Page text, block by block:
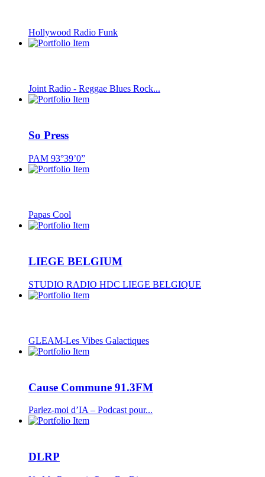
Hollywood Radio Funk
Joint Radio - Reggae Blues Rock...
So Press
PAM 93°39’0”
Papas Cool
LIEGE BELGIUM
STUDIO RADIO HDC LIEGE BELGIQUE
GLEAM-Les Vibes Galactiques
Cause Commune 91.3FM
Parlez-moi d’IA – Podcast pour...
DLRP